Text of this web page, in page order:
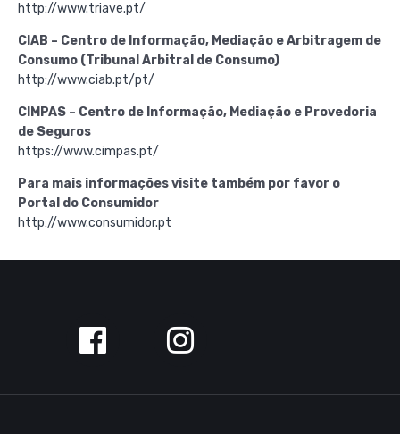
http://www.triave.pt/
CIAB – Centro de Informação, Mediação e Arbitragem de
Consumo (Tribunal Arbitral de Consumo)
http://www.ciab.pt/pt/
CIMPAS – Centro de Informação, Mediação e Provedoria
de Seguros
https://www.cimpas.pt/
Para mais informações visite também por favor o
Portal do Consumidor
http://www.consumidor.pt